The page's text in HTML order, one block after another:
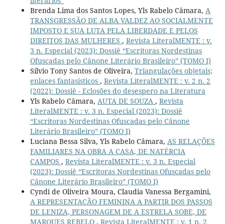
Brenda Lima dos Santos Lopes, Yls Rabelo Câmara, A
TRANSGRESSÃO DE ALBA VALDEZ AO SOCIALMENTE
IMPOSTO E SUA LUTA PELA LIBERDADE E PELOS
DIREITOS DAS MULHERES , Revista LiteralMENTE : v.
3 n. Especial (2023): Dossiê “Escritoras Nordestinas
Ofuscadas pelo Cânone Literário Brasileiro” (TOMO I)
Sílvio Tony Santos de Oliveira, Triangulações objetais;
enlaces fantasísticos , Revista LiteralMENTE : v. 2 n. 2
(2022): Dossiê - Eclosões do desespero na Literatura
Yls Rabelo Câmara, AUTA DE SOUZA , Revista
LiteralMENTE : v. 3 n. Especial (2023): Dossiê
“Escritoras Nordestinas Ofuscadas pelo Cânone
Literário Brasileiro” (TOMO I)
Luciana Bessa Silva, Yls Rabelo Câmara, AS RELAÇÕES
FAMILIARES NA OBRA A CASA, DE NATÉRCIA
CAMPOS , Revista LiteralMENTE : v. 3 n. Especial
(2023): Dossiê “Escritoras Nordestinas Ofuscadas pelo
Cânone Literário Brasileiro” (TOMO I)
Cyndi de Oliveira Moura, Claudia Vanessa Bergamini,
A REPRESENTAÇÃO FEMININA A PARTIR DOS PASSOS
DE LENIZA, PERSONAGEM DE A ESTRELA SOBE, DE
MARQUES REBELO , Revista LiteralMENTE : v. 1 n. 2